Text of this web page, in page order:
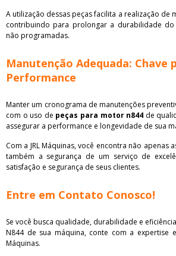
A utilização dessas peças facilita a realização de
contribuindo para prolongar a durabilidade
não programadas.
Manutenção Adequada: Chave
Performance
Manter um cronograma de manutenções
com o uso de peças para motor n844 de
assegurar a performance e longevidade de sua
Com a JRL Máquinas, você encontra não apenas
também a segurança de um serviço de
satisfação e segurança de seus clientes.
Entre em Contato Conosco!
Se você busca qualidade, durabilidade e
N844 de sua máquina, conte com a expertise
Máquinas.